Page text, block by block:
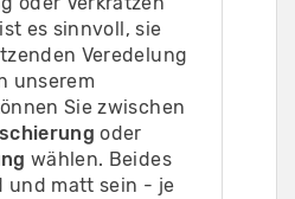
es sinnvoll, sie
Veredelung
unserem
Sie zwischen
oder
wählen. Beides
und matt sein - je